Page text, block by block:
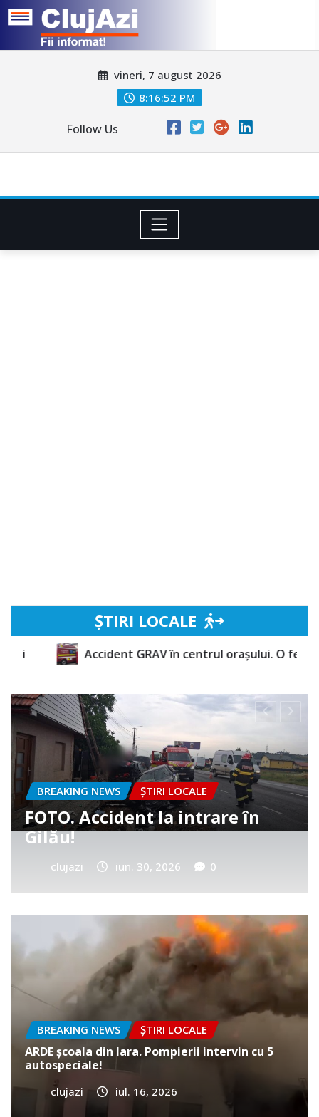
vineri, 7 august 2026
8:16:54 PM
Follow Us
ȘTIRI LOCALE
în centrul orașului. O femeie a rămas încarcerată
BREAKING NEWS ȘTIRI LOCALE
Cum a murit băiețelul din
Vultureni? Era cu tatăl în
cimitir
clujazi iun. 25, 2026 0
BREAKING NEWS ȘTIRI LOCALE
ARDE școala din Iara. Pompierii intervin cu 5
autospeciale!
clujazi iul. 16, 2026